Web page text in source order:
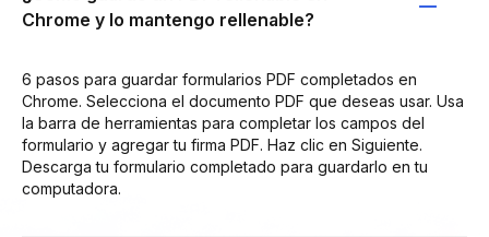
Chrome y lo mantengo rellenable?
6 pasos para guardar formularios PDF completados en
Chrome. Selecciona el documento PDF que deseas usar. Usa
la barra de herramientas para completar los campos del
formulario y agregar tu firma PDF. Haz clic en Siguiente.
Descarga tu formulario completado para guardarlo en tu
computadora.